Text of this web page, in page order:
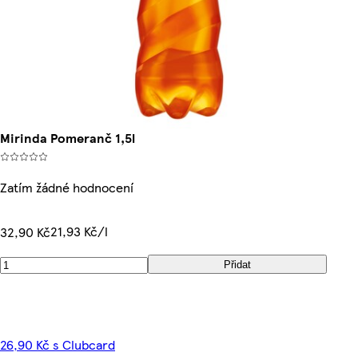
Mirinda Pomeranč 1,5l
Zatím žádné hodnocení
32,90 Kč21,93 Kč/l
Přidat
26,90 Kč s Clubcard